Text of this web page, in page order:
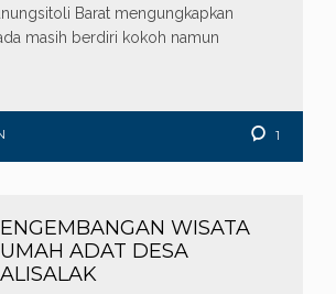
Barat mengungkapkan
masih berdiri kokoh namun
1
WISATA
ADAT DESA